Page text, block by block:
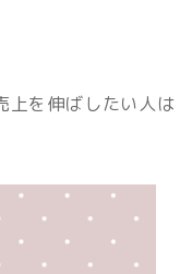
上を伸ばしたい人は